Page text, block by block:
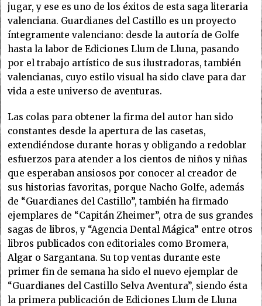
jugar, y ese es uno de los éxitos de esta saga literaria
valenciana. Guardianes del Castillo es un proyecto
íntegramente valenciano: desde la autoría de Golfe
hasta la labor de Ediciones Llum de Lluna, pasando
por el trabajo artístico de sus ilustradoras, también
valencianas, cuyo estilo visual ha sido clave para dar
vida a este universo de aventuras.
Las colas para obtener la firma del autor han sido
constantes desde la apertura de las casetas,
extendiéndose durante horas y obligando a redoblar
esfuerzos para atender a los cientos de niños y niñas
que esperaban ansiosos por conocer al creador de
sus historias favoritas, porque Nacho Golfe, además
de “Guardianes del Castillo”, también ha firmado
ejemplares de “Capitán Zheimer”, otra de sus grandes
sagas de libros, y “Agencia Dental Mágica” entre otros
libros publicados con editoriales como Bromera,
Algar o Sargantana. Su top ventas durante este
primer fin de semana ha sido el nuevo ejemplar de
“Guardianes del Castillo Selva Aventura”, siendo ésta
la primera publicación de Ediciones Llum de Lluna